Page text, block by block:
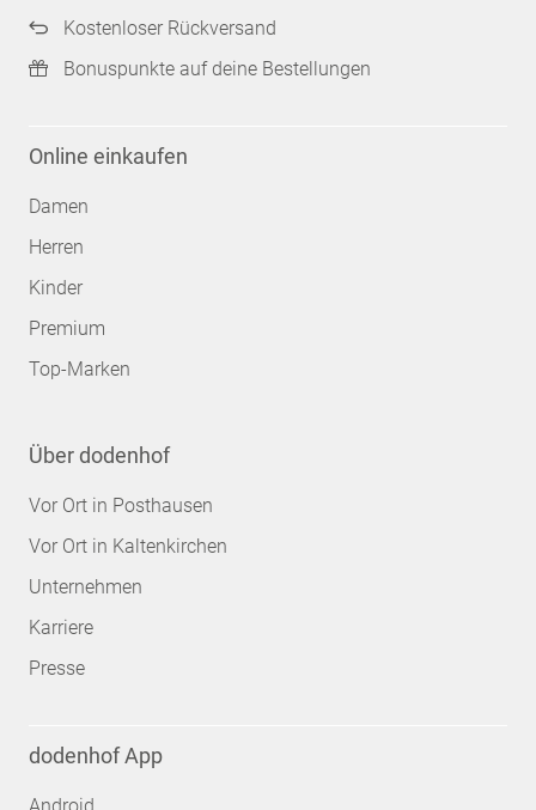
Kostenloser Rückversand
Bonuspunkte auf deine Bestellungen
Online einkaufen
Damen
Herren
Kinder
Premium
Top-Marken
Über dodenhof
Vor Ort in Posthausen
Vor Ort in Kaltenkirchen
Unternehmen
Karriere
Presse
dodenhof App
Android